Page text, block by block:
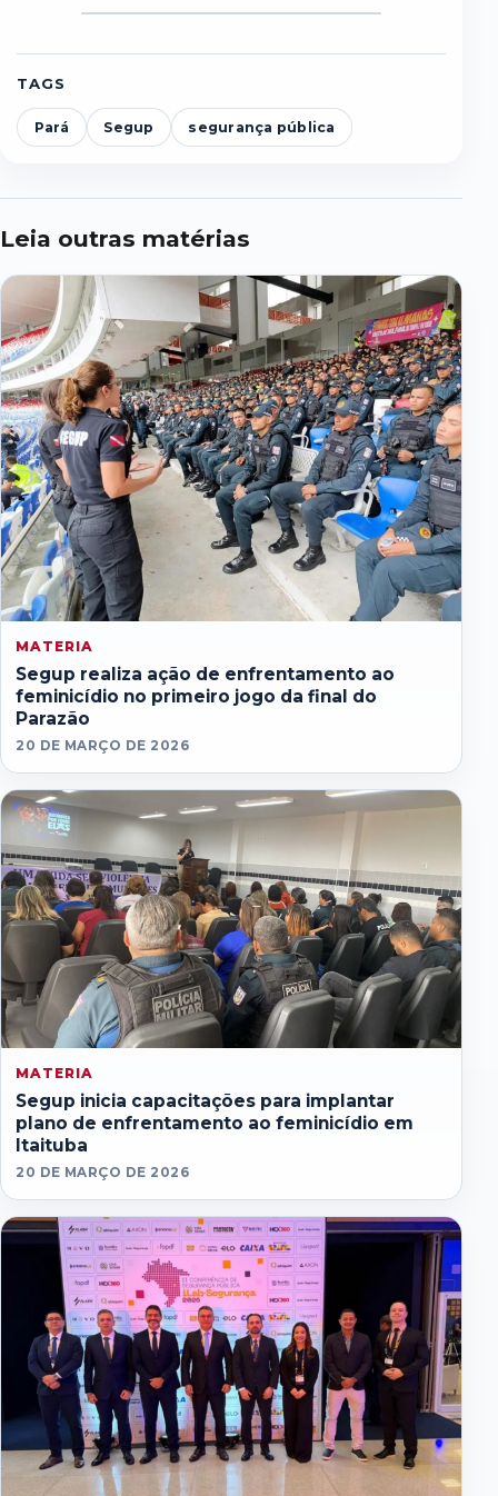
TAGS
Pará Segup segurança pública
Leia outras matérias
MATERIA
Segup realiza ação de enfrentamento ao
feminicídio no primeiro jogo da final do
Parazão
20 DE MARÇO DE 2026
MATERIA
Segup inicia capacitações para implantar
plano de enfrentamento ao feminicídio em
Itaituba
20 DE MARÇO DE 2026